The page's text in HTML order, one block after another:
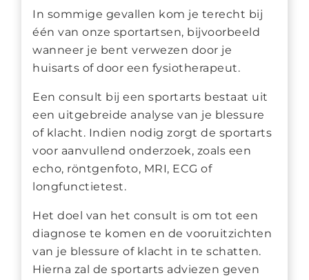
In sommige gevallen kom je terecht bij
één van onze sportartsen, bijvoorbeeld
wanneer je bent verwezen door je
huisarts of door een fysiotherapeut.
Een consult bij een sportarts bestaat uit
een uitgebreide analyse van je blessure
of klacht. Indien nodig zorgt de sportarts
voor aanvullend onderzoek, zoals een
echo, röntgenfoto, MRI, ECG of
longfunctietest.
Het doel van het consult is om tot een
diagnose te komen en de vooruitzichten
van je blessure of klacht in te schatten.
Hierna zal de sportarts adviezen geven